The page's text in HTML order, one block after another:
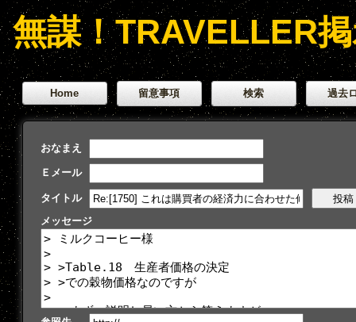
無謀！TRAVELLER
Home 留意事項 検索 過去
おなまえ
Ｅメール
タイトル
メッセージ